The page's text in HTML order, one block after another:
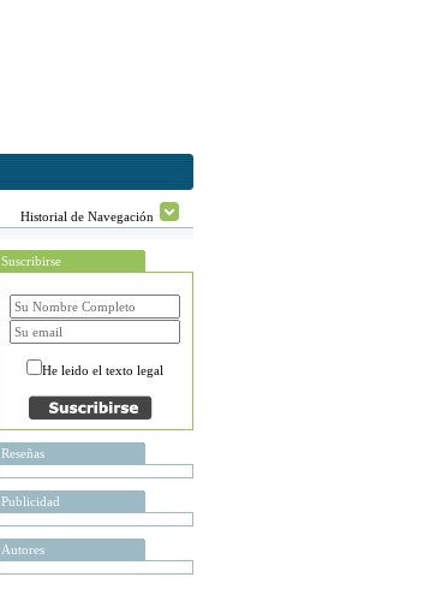
Historial de Navegación
Suscribirse
He leido el texto legal
Reseñas
Publicidad
Autores